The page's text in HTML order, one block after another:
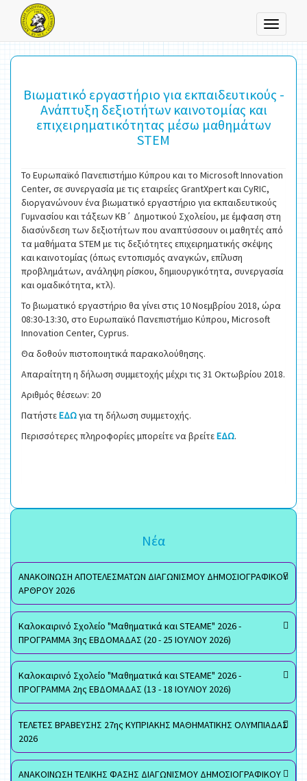
Toggle
Βιωματικό εργαστήριο για εκπαιδευτικούς -
Aνάπτυξη δεξιοτήτων καινοτομίας και
επιχειρηματικότητας μέσω μαθημάτων
STEM
Το Ευρωπαϊκό Πανεπιστήμιο Κύπρου και το Microsoft Innovation
Center, σε συνεργασία με τις εταιρείες GrantXpert και CyRIC,
διοργανώνουν ένα βιωματικό εργαστήριο για εκπαιδευτικούς
Γυμνασίου και τάξεων ΚΒ΄ Δημοτικού Σχολείου, με έμφαση στη
διασύνδεση των δεξιοτήτων που αναπτύσσουν οι μαθητές από
τα μαθήματα STEM με τις δεξιότητες επιχειρηματικής σκέψης
και καινοτομίας (όπως εντοπισμός αναγκών, επίλυση
προβλημάτων, ανάληψη ρίσκου, δημιουργικότητα, συνεργασία
και ομαδικότητα, κτλ).
Το βιωματικό εργαστήριο θα γίνει στις 10 Νοεμβρίου 2018, ώρα
08:30-13:30, στο Ευρωπαϊκό Πανεπιστήμιο Κύπρου, Microsoft
Innovation Center, Cyprus.
Θα δοθούν πιστοποιητικά παρακολούθησης.
Απαραίτητη η δήλωση συμμετοχής μέχρι τις 31 Οκτωβρίου 2018.
Αριθμός θέσεων: 20
ΠατήστεΕΔΩγια τη δήλωση συμμετοχής.
Περισσότερες πληροφορίες μπορείτε να βρείτεΕΔΩ.
Νέα
ΑΝΑΚΟΙΝΩΣΗ ΑΠΟΤΕΛΕΣΜΑΤΩΝ ΔΙΑΓΩΝΙΣΜΟΥ ΔΗΜΟΣΙΟΓΡΑΦΙΚΟΥ
ΑΡΘΡΟΥ 2026
Καλοκαιρινό Σχολείο "Μαθηματικά και STEAME" 2026 -
ΠΡΟΓΡΑΜΜΑ 3ης ΕΒΔΟΜΑΔΑΣ (20 - 25 ΙΟΥΛΙΟΥ 2026)
Καλοκαιρινό Σχολείο "Μαθηματικά και STEAME" 2026 -
ΠΡΟΓΡΑΜΜΑ 2ης ΕΒΔΟΜΑΔΑΣ (13 - 18 ΙΟΥΛΙΟΥ 2026)
ΤΕΛΕΤΕΣ ΒΡΑΒΕΥΣΗΣ 27ης ΚΥΠΡΙΑΚΗΣ ΜΑΘΗΜΑΤΙΚΗΣ ΟΛΥΜΠΙΑΔΑΣ
2026
ΑΝΑΚΟΙΝΩΣΗ ΤΕΛΙΚΗΣ ΦΑΣΗΣ ΔΙΑΓΩΝΙΣΜΟΥ ΔΗΜΟΣΙΟΓΡΑΦΙΚΟΥ